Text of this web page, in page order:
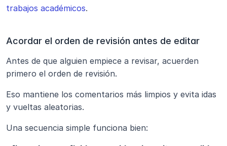
trabajos académicos.
Acordar el orden de revisión antes de editar
Antes de que alguien empiece a revisar, acuerden
primero el orden de revisión.
Eso mantiene los comentarios más limpios y evita idas
y vueltas aleatorias.
Una secuencia simple funciona bien: